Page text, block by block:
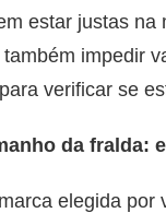
estar justas
impedir
verificar se
da fralda:
elegida